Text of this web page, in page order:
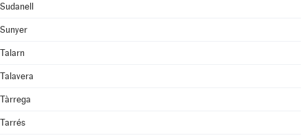
Sudanell
Sunyer
Talarn
Talavera
Tàrrega
Tarrés